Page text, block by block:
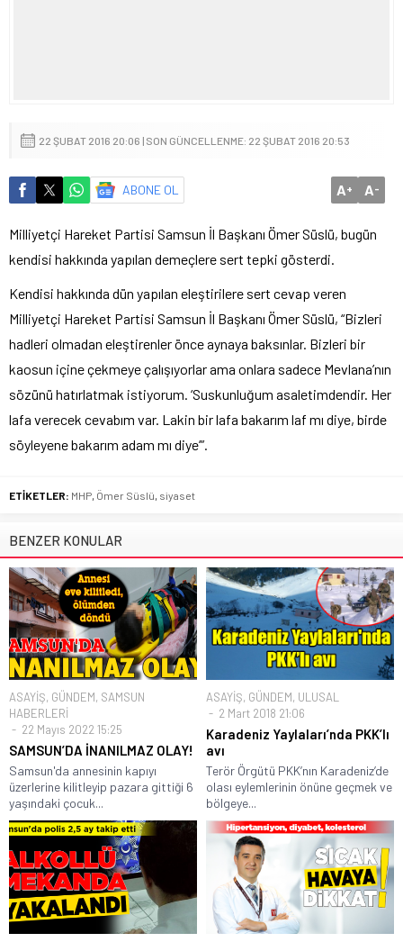
22 ŞUBAT 2016 20:06 | SON GÜNCELLENME: 22 ŞUBAT 2016 20:53
ABONE OL A+ A-
Milliyetçi Hareket Partisi Samsun İl Başkanı Ömer Süslü, bugün
kendisi hakkında yapılan demeçlere sert tepki gösterdi.
Kendisi hakkında dün yapılan eleştirilere sert cevap veren
Milliyetçi Hareket Partisi Samsun İl Başkanı Ömer Süslü, “Bizleri
hadleri olmadan eleştirenler önce aynaya baksınlar. Bizleri bir
kaosun içine çekmeye çalışıyorlar ama onlara sadece Mevlana’nın
sözünü hatırlatmak istiyorum. ‘Suskunluğum asaletimdendir. Her
lafa verecek cevabım var. Lakin bir lafa bakarım laf mı diye, birde
söyleyene bakarım adam mı diye’”.
ETİKETLER: MHP Ömer Süslü siyaset
BENZER KONULAR
ASAYİŞ, GÜNDEM, SAMSUN
HABERLERİ
22 Mayıs 2022 15:25
SAMSUN’DA İNANILMAZ OLAY!
Samsun'da annesinin kapıyı
üzerlerine kilitleyip pazara gittiği 6
yaşındaki çocuk...
ASAYİŞ, GÜNDEM, ULUSAL
2 Mart 2018 21:06
Karadeniz Yaylaları’nda PKK’lı
avı
Terör Örgütü PKK’nın Karadeniz’de
olası eylemlerinin önüne geçmek ve
bölgeye...